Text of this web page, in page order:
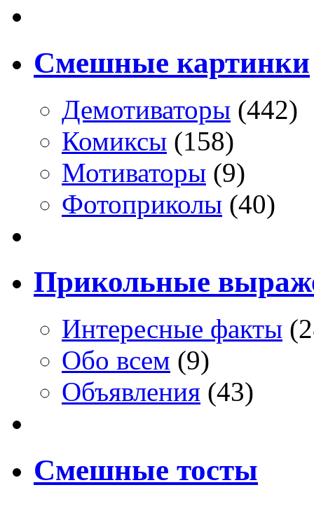
Смешные картинки
Демотиваторы (442)
Комиксы (158)
Мотиваторы (9)
Фотоприколы (40)
Прикольные
Интересные факты
Обо всем (9)
Объявления (43)
Смешные тосты